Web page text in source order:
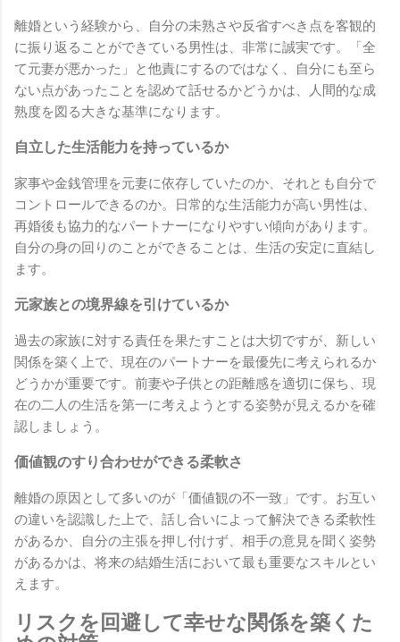
離婚という経験から、自分の未熟さや反省すべき点を客観的
に振り返ることができている男性は、非常に誠実です。「全
て元妻が悪かった」と他責にするのではなく、自分にも至ら
ない点があったことを認めて話せるかどうかは、人間的な成
熟度を図る大きな基準になります。
自立した生活能力を持っているか
家事や金銭管理を元妻に依存していたのか、それとも自分で
コントロールできるのか。日常的な生活能力が高い男性は、
再婚後も協力的なパートナーになりやすい傾向があります。
自分の身の回りのことができることは、生活の安定に直結し
ます。
元家族との境界線を引けているか
過去の家族に対する責任を果たすことは大切ですが、新しい
関係を築く上で、現在のパートナーを最優先に考えられるか
どうかが重要です。前妻や子供との距離感を適切に保ち、現
在の二人の生活を第一に考えようとする姿勢が見えるかを確
認しましょう。
価値観のすり合わせができる柔軟さ
離婚の原因として多いのが「価値観の不一致」です。お互い
の違いを認識した上で、話し合いによって解決できる柔軟性
があるか、自分の主張を押し付けず、相手の意見を聞く姿勢
があるかは、将来の結婚生活において最も重要なスキルとい
えます。
リスクを回避して幸せな関係を築くた